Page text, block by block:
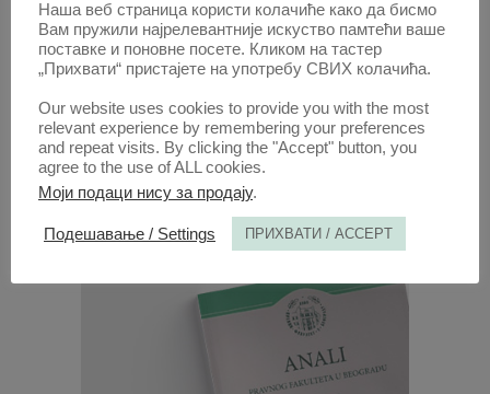
Радови овог аутора у овој свесци
ШТЕТА УСЛЕД ОДУЗИМАЊА ВОДЕ
1. ОКТ. 2020.
Наша веб страница користи колачиће како да бисмо
Вам пружили најрелевантније искуство памтећи ваше
поставке и поновне посете. Кликом на тастер
„Прихвати“ пристајете на употребу СВИХ колачића.
Our website uses cookies to provide you with the most
relevant experience by remembering your preferences
and repeat visits. By clicking the "Accept" button, you
agree to the use of ALL cookies.
Моји подаци нису за продају.
Подешавање / Settings ПРИХВАТИ / ACCEPT